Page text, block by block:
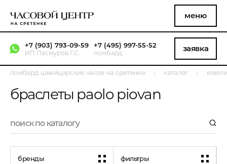
меню
+7 (903) 793-09-59
ИП Пасмуров Г.С.
+7 (495) 997-55-52
ломбард заявка
ломбард швейцарских часов на сретенке каталог
браслеты paolo piovan
бренды фильтры